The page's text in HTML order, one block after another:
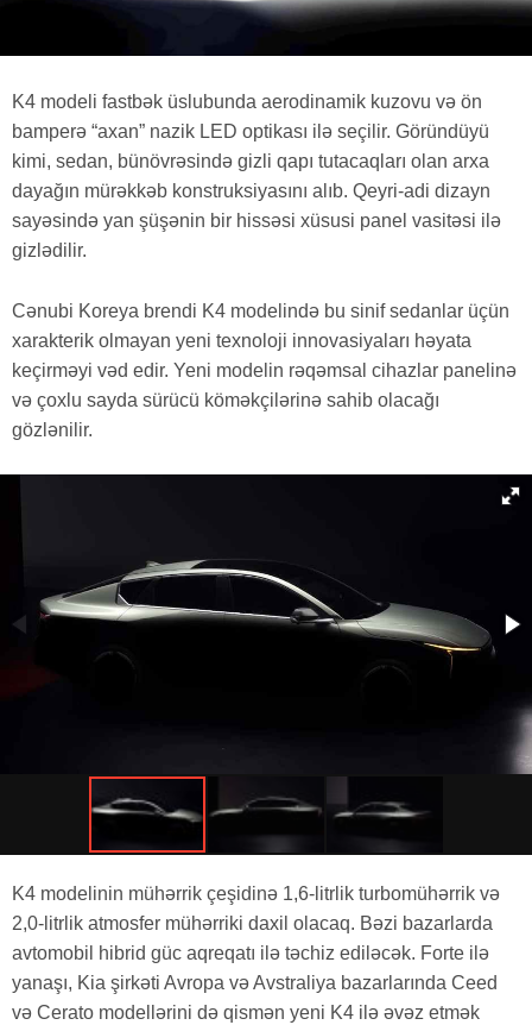
K4 modeli fastbək üslubunda aerodinamik kuzovu və ön
bamperə “axan” nazik LED optikası ilə seçilir. Göründüyü
kimi, sedan, bünövrəsində gizli qapı tutacaqları olan arxa
dayağın mürəkkəb konstruksiyasını alıb. Qeyri-adi dizayn
sayəsində yan şüşənin bir hissəsi xüsusi panel vasitəsi ilə
gizlədilir.
Cənubi Koreya brendi K4 modelində bu sinif sedanlar üçün
xarakterik olmayan yeni texnoloji innovasiyaları həyata
keçirməyi vəd edir. Yeni modelin rəqəmsal cihazlar panelinə
və çoxlu sayda sürücü köməkçilərinə sahib olacağı
gözlənilir.
K4 modelinin mühərrik çeşidinə 1,6-litrlik turbomühərrik və
2,0-litrlik atmosfer mühərriki daxil olacaq. Bəzi bazarlarda
avtomobil hibrid güc aqreqatı ilə təchiz ediləcək. Forte ilə
yanaşı, Kia şirkəti Avropa və Avstraliya bazarlarında Ceed
və Cerato modellərini də qismən yeni K4 ilə əvəz etmək